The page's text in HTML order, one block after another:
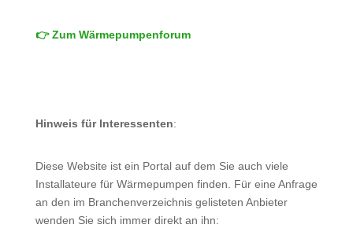
👉 Zum Wärmepumpenforum
Hinweis für Interessenten:
Diese Website ist ein Portal auf dem Sie auch viele
Installateure für Wärmepumpen finden. Für eine Anfrage
an den im Branchenverzeichnis gelisteten Anbieter
wenden Sie sich immer direkt an ihn: